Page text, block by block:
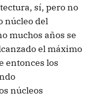
sí, pero no
núcleo del
muchos años se
el máximo
entonces los
núcleos